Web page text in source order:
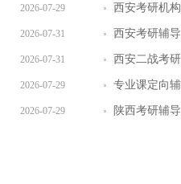
2026-07-29 西安考研机
2026-07-31 西安考研辅
跳步骤
2026-07-31 西安二战考
层教学效果
2026-07-29 专业课定向
模式全对比
2026-07-29 陕西考研辅